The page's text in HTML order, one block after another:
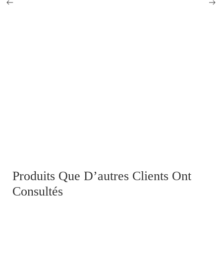
Produits Que D’autres Clients Ont
Consultés